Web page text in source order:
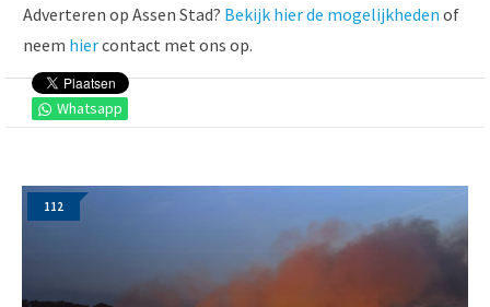
Whatsapp
Adverteren op Assen Stad? Bekijk hier de mogelijkheden of
neem hiercontact met ons op.
112